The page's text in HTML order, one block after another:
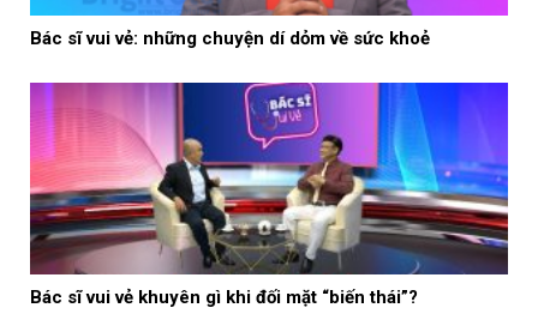
Bác sĩ vui vẻ: những chuyện dí dỏm về sức khoẻ
Bác sĩ vui vẻ khuyên gì khi đối mặt “biến thái”?